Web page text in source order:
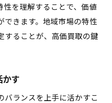
性を理解することで、価値
できます。地域市場の特性
することが、高価買取の鍵
かす
バランスを上手に活かすこ